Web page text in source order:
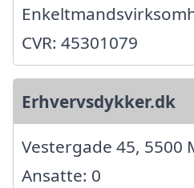
CVR: 45301079
Erhvervsdykker.dk
Vestergade 45, 5500
Ansatte: 0